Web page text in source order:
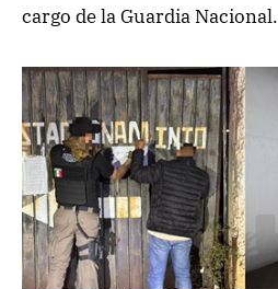
cargo de la Guardia Nacional.